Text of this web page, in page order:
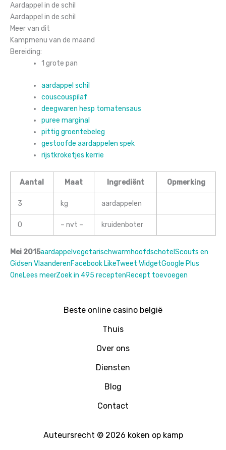
Aardappel in de schil
Aardappel in de schil
Meer van dit
Kampmenu van de maand
Bereiding:
1 grote pan
aardappel schil
couscouspilaf
deegwaren hesp tomatensaus
puree marginal
pittig groentebeleg
gestoofde aardappelen spek
rijstkroketjes kerrie
Aantal Maat Ingrediënt Opmerking
3 kg aardappelen
0 – nvt – kruidenboter
Mei 2015aardappel vegetarischwarmhoofdschotel Scouts en
Gidsen VlaanderenFacebook LikeTweet WidgetGoogle Plus
OneLees meerZoek in 495 receptenRecept toevoegen
Beste online casino belgië
Thuis
Over ons
Diensten
Blog
Contact
Auteursrecht © 2026 koken op kamp